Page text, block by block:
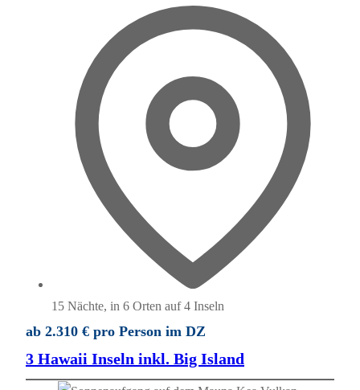
15 Nächte, in 6 Orten auf 4 Inseln
ab 2.310 € pro Person im DZ
3 Hawaii Inseln inkl. Big Island